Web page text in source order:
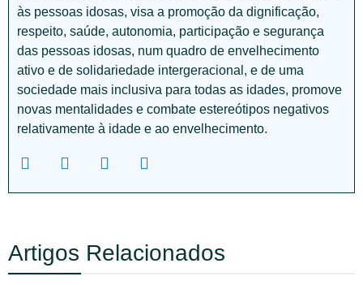
às pessoas idosas, visa a promoção da dignificação,
respeito, saúde, autonomia, participação e segurança
das pessoas idosas, num quadro de envelhecimento
ativo e de solidariedade intergeracional, e de uma
sociedade mais inclusiva para todas as idades, promove
novas mentalidades e combate estereótipos negativos
relativamente à idade e ao envelhecimento.
Artigos Relacionados